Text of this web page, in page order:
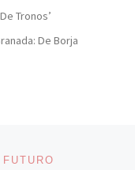
Tronos’
De Borja